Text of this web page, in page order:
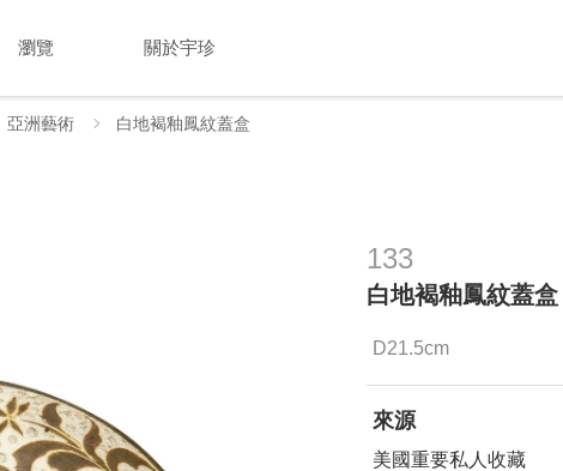
瀏覽 關於宇珍
亞洲藝術 白地褐釉鳳紋蓋盒
133
白地褐釉鳳紋蓋盒
D21.5cm
來源
美國重要私人收藏